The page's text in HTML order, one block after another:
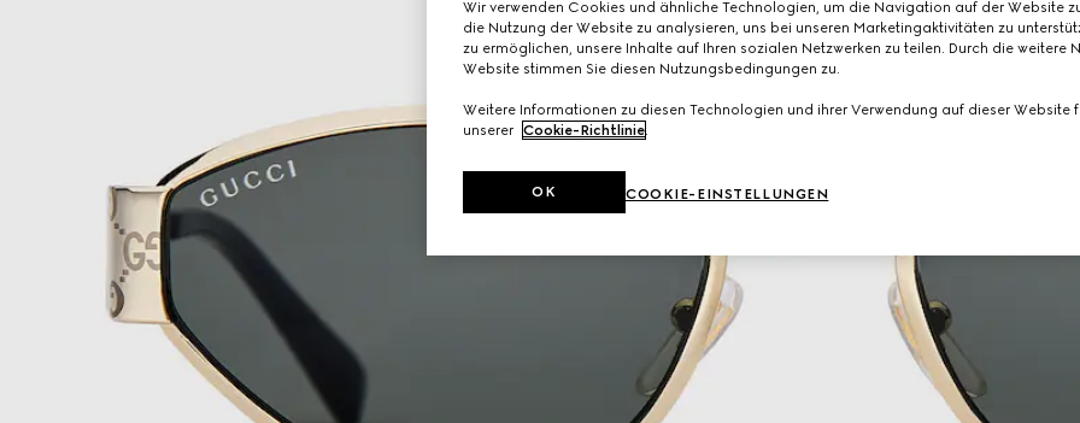
Wir verwenden Cookies und ähnliche Technologien, um die Navigation auf der Website
die Nutzung der Website zu analysieren, uns bei unseren Marketingaktivitäten zu
zu ermöglichen, unsere Inhalte auf Ihren sozialen Netzwerken zu teilen. Durch die weitere
Website stimmen Sie diesen Nutzungsbedingungen zu.
Weitere Informationen zu diesen Technologien und ihrer Verwendung auf dieser Website
unserer Cookie-Richtlinie
COOKIE-EINSTELLUNGEN
OK